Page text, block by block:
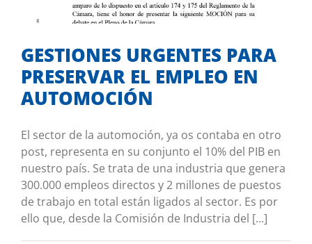
Merece comentario
GESTIONES URGENTES PARA
PRESERVAR EL EMPLEO EN
AUTOMOCIÓN
El sector de la automoción, ya os contaba en otro
post, representa en su conjunto el 10% del PIB en
nuestro país. Se trata de una industria que genera
300.000 empleos directos y 2 millones de puestos
de trabajo en total están ligados al sector. Es por
ello que, desde la Comisión de Industria del [...]